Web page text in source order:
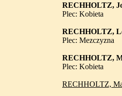
RECHHOLTZ,
Plec: Kobieta
RECHHOLTZ,
Plec: Mezczyzna
RECHHOLTZ,
Plec: Kobieta
RECHHOLTZ,